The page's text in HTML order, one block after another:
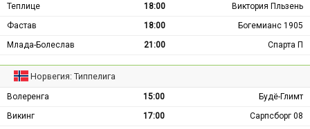
Теплице 18:00
Виктория Пльзень
Фастав
18:00
Богемианс 1905
Млада-Болеслав
21:00 Спарта П
Норвегия: Типпелига
Волеренга 15:00
Будё-Глимт
Викинг
17:00
Сарпсборг 08